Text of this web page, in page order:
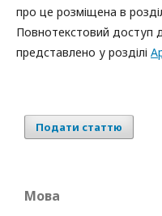
про це розміщена в
Повнотекстовий доступ
представлено у розділі
Подати статтю
Мова